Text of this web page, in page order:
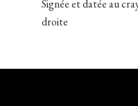
Signée et datée au
droite